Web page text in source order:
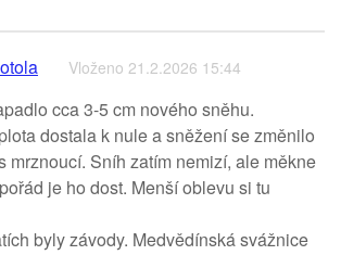
Vloženo 21.2.2026 15:44
cca 3-5 cm nového sněhu.
dostala k nule a sněžení se změnilo
mrznoucí. Sníh zatím nemizí, ale měkne
je ho dost. Menší oblevu si tu
byly závody. Medvědínská svážnice